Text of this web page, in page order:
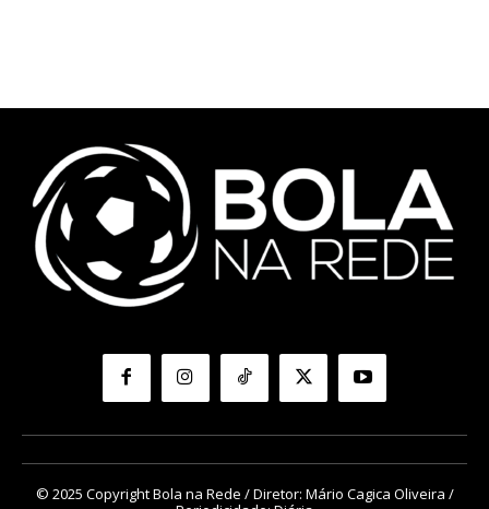
© 2025 Copyright Bola na Rede / Diretor: Mário Cagica Oliveira /